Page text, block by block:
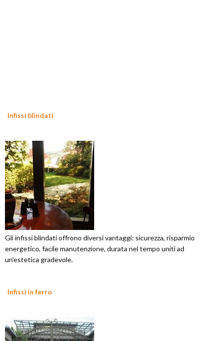
Infissi blindati
Gli infissi blindati offrono diversi vantaggi: sicurezza, risparmio
energetico, facile manutenzione, durata nel tempo uniti ad
un'estetica gradevole.
Infissi in ferro